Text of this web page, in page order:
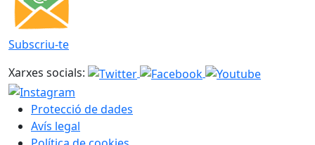
Subscriu-te
Xarxes socials:
Protecció de dades
Avís legal